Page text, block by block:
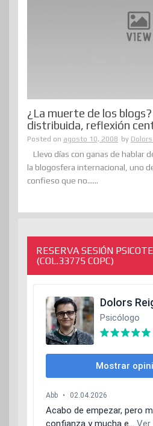
¿La muerte de los
distribuida, reflexión
Posted on agosto 10, 2008 by
Llevo días con ganas de hablar
la blogosfera internacional, uno
confieso que no......
RESERVA SESIÓN
(COL.33775 COPC)